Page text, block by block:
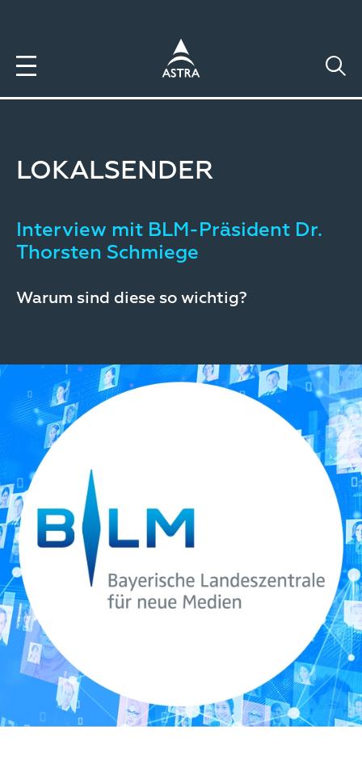
LOKALSENDER
Interview mit BLM-Präsident Dr.
Thorsten Schmiege
Warum sind diese so wichtig?
Image